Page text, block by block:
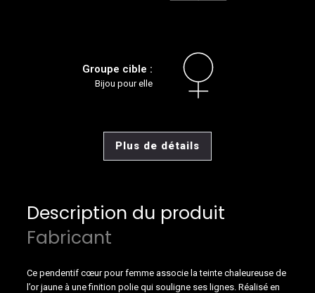
Groupe cible :
Bijou pour elle
Plus de détails
Description du produit
Fabricant
Ce pendentif cœur pour femme associe la teinte chaleureuse de
l’or jaune à une finition polie qui souligne ses lignes. Réalisé en